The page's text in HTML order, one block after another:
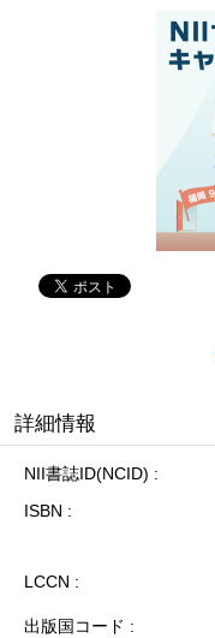
詳細情報
NII書誌ID(NCID)
ISBN
LCCN
出版国コード